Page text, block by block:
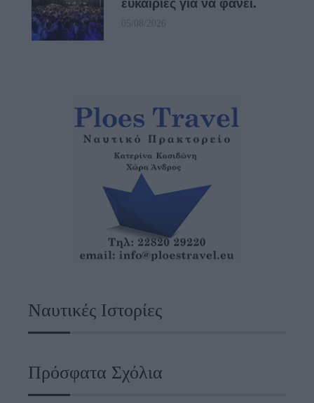
ευκαιρίες για να φανεί.
05/08/2026
Ναυτικές Ιστορίες
Πρόσφατα Σχόλια